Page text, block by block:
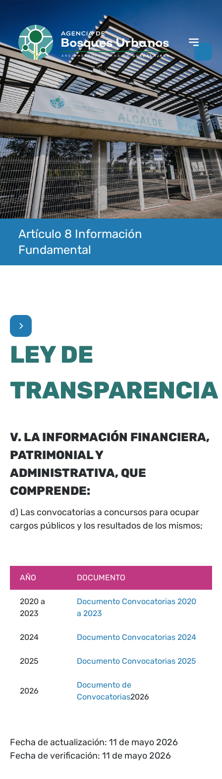
Artículo 8 Información
Fundamental
LEY DE
TRANSPARENCIA
V. LA INFORMACIÓN FINANCIERA,
PATRIMONIAL Y
ADMINISTRATIVA, QUE
COMPRENDE:
d) Las convocatorias a concursos para ocupar
cargos públicos y los resultados de los mismos;
AÑO DOCUMENTO
2020 a
2023
Documento Convocatorias 2020
a 2023
2024 Documento Convocatorias 2024
2025 Documento Convocatorias 2025
2026
Documento de
Convocatorias2026
Fecha de actualización: 11 de mayo 2026
Fecha de verificación: 11 de mayo 2026